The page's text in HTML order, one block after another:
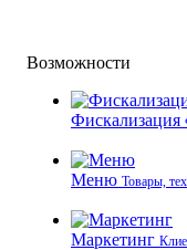
Возможности
Фискализация
Меню Товары,
Маркетинг